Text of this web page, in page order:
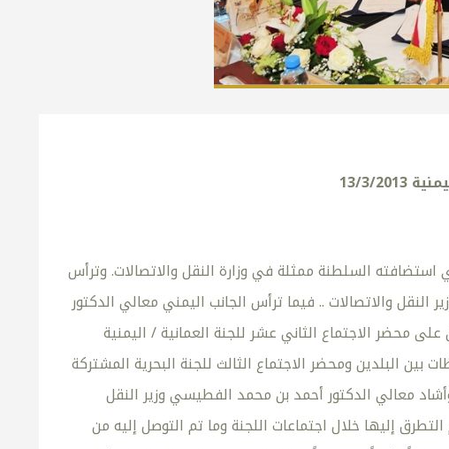
2013
استضافته السلطنة ممثلة في وزارة النقل والاتصالات. وترأس
والاتصالات .. فيما ترأس الجانب اليمني معالي الدكتور
على محضر الاجتماع الثاني عشر للجنة العمانية / اليمنية
البلدين ومحضر الاجتماع الثالث للجنة البحرية المشتركة
معالي الدكتور أحمد بن محمد الفطيسي وزير النقل
إليها خلال اجتماعات اللجنة وما تم التوصل إليه من